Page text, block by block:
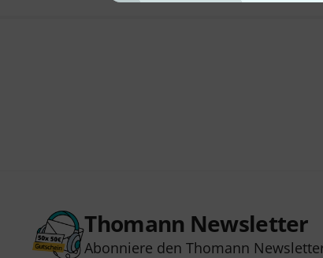
Thomann Newsletter
Abonniere den Thomann